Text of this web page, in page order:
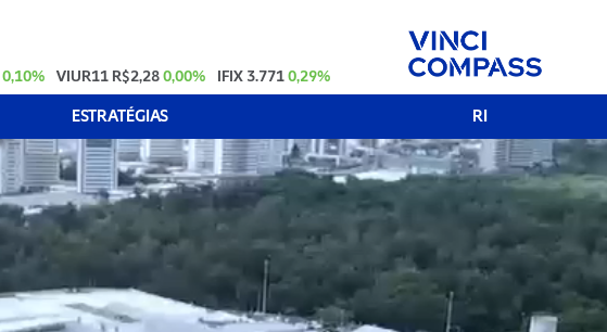
0,10% VIUR11 R$2,28 0,00% IFIX 3.771 0,29%
ESTRATÉGIAS RI